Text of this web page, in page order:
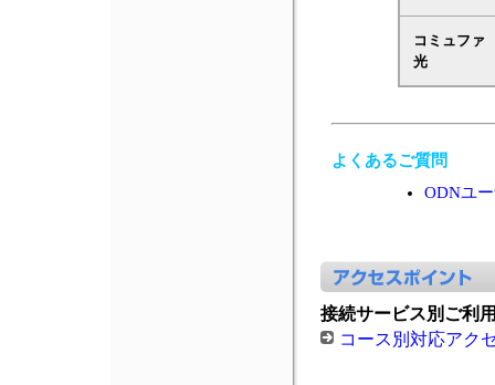
コミュファ
光
よくあるご質問
ODNユ
接続サービス別ご利
コース別対応アク